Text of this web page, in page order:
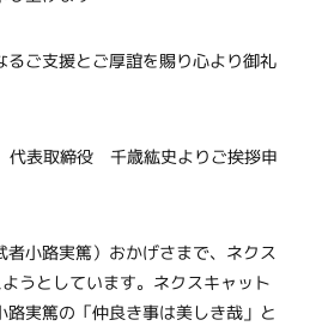
るご支援とご厚誼を賜り心より御礼
代表取締役 千歳紘史よりご挨拶申
者小路実篤）おかげさまで、ネクス
うとしています。ネクスキャット
路実篤の「仲良き事は美しき哉」と